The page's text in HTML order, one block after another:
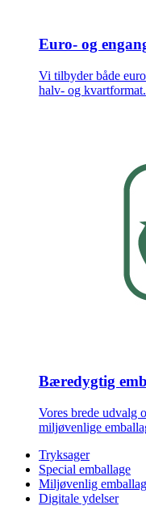
Euro- og
Vi tilbyder både
halv- og kvartformat.
Bæredygtig
Vores brede udvalg
miljøvenlige
Tryksager
Special emballage
Miljøvenlig
Digitale ydelser